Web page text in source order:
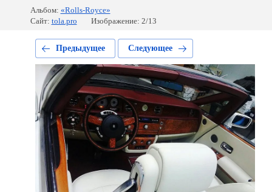
Альбом: «Rolls-Royce»
Сайт: tola.pro Изображение: 2/13
Предыдущее Следующее